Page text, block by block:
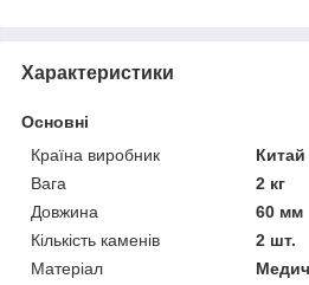
Характеристики
Основні
Країна виробник
Китай
Вага
2 кг
Довжина
60 мм
Кількість каменів
2 шт.
Матеріал